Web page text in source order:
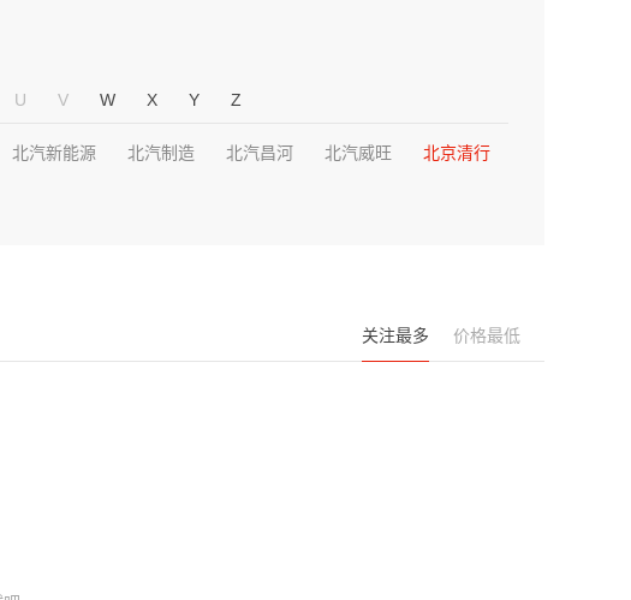
U V W X Y Z
北汽新能源 北汽制造 北汽昌河 北汽威旺 北京清行
关注最多 价格最低